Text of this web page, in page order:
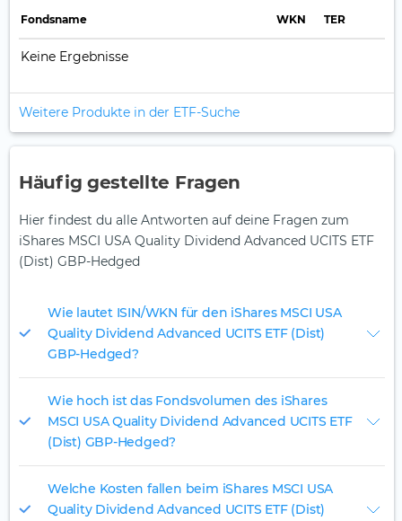
Fonds­name WKN TER
Keine Ergebnisse
Weitere Produkte in der ETF-Suche
Häufig gestellte Fragen
Hier findest du alle Antworten auf deine Fragen zum
iShares MSCI USA Quality Dividend Advanced UCITS ETF
(Dist) GBP-Hedged
Wie lautet ISIN/WKN für den iShares MSCI USA
Quality Dividend Advanced UCITS ETF (Dist)
GBP-Hedged?
Wie hoch ist das Fondsvolumen des iShares
MSCI USA Quality Dividend Advanced UCITS ETF
(Dist) GBP-Hedged?
Welche Kosten fallen beim iShares MSCI USA
Quality Dividend Advanced UCITS ETF (Dist)